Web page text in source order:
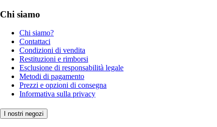
Chi siamo
Chi siamo?
Contattaci
Condizioni di vendita
Restituzioni e rimborsi
Esclusione di responsabilità legale
Metodi di pagamento
Prezzi e opzioni di consegna
Informativa sulla privacy
I nostri negozi